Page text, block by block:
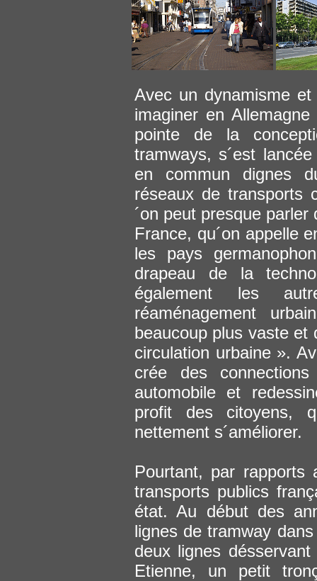
Avec un dynamisme
imaginer en
pointe de la
tramways, s´est
en commun dignes
réseaux de transports
´on peut presque
France, qu´on appelle
les pays
drapeau de la
également les
réaménagement
beaucoup plus vaste et
circulation urbaine ».
crée des
automobile et
profit des citoyens,
nettement s´améliorer.
Pourtant, par rapports
transports publics
état. Au début des
lignes de tramway
deux lignes
Etienne, un petit